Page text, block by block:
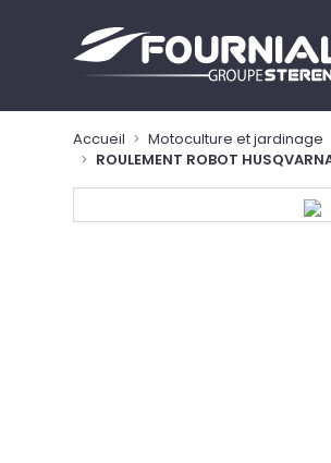
Accueil Motoculture et jardinage
ROULEMENT ROBOT